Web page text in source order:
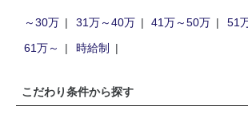
～30万 31万～40万 41万～50万
51
61万～
時給制
こだわり条件から探す